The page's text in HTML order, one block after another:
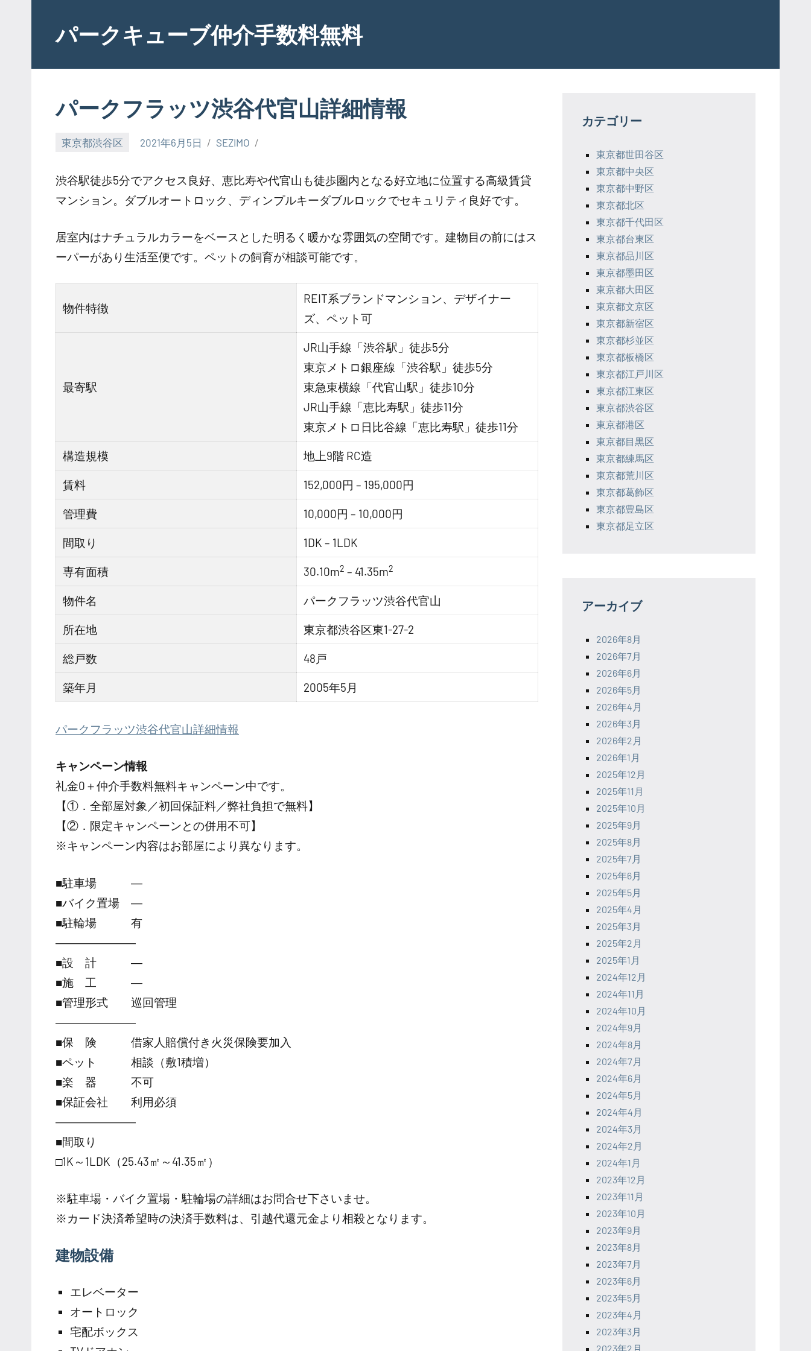
contentパークキューブ仲介手数料無料
パークフラッツ渋谷代官山詳細情報
東京都渋谷区 2021年6月5日 SEZIMO
渋谷駅徒歩5分でアクセス良好、恵比寿や代官山も徒歩圏内となる好立地に位置する高級賃貸
マンション。ダブルオートロック、ディンプルキーダブルロックでセキュリティ良好です。
居室内はナチュラルカラーをベースとした明るく暖かな雰囲気の空間です。建物目の前にはス
ーパーがあり生活至便です。ペットの飼育が相談可能です。
物件特徴
REIT系ブランドマンション、デザイナー
ズ、ペット可
最寄駅
JR山手線「渋谷駅」徒歩5分
東京メトロ銀座線「渋谷駅」徒歩5分
東急東横線「代官山駅」徒歩10分
JR山手線「恵比寿駅」徒歩11分
東京メトロ日比谷線「恵比寿駅」徒歩11分
構造規模 地上9階 RC造
賃料 152,000円 – 195,000円
管理費 10,000円 – 10,000円
間取り 1DK – 1LDK
専有面積 30.10m2 – 41.35m2
物件名 パークフラッツ渋谷代官山
所在地 東京都渋谷区東1-27-2
総戸数 48戸
築年月 2005年5月
パークフラッツ渋谷代官山詳細情報
キャンペーン情報
礼金0 ＋仲介手数料無料キャンペーン中です。
【①．全部屋対象／初回保証料／弊社負担で無料】
【②．限定キャンペーンとの併用不可】
※キャンペーン内容はお部屋により異なります。
■駐車場 ―
■バイク置場 ―
■駐輪場 有
―――――――
■設 計 ―
■施 工 ―
■管理形式 巡回管理
―――――――
■保 険 借家人賠償付き火災保険要加入
■ペット 相談（敷1積増）
■楽 器 不可
■保証会社 利用必須
―――――――
■間取り
□1K～1LDK（25.43㎡～41.35㎡）
※駐車場・バイク置場・駐輪場の詳細はお問合せ下さいませ。
※カード決済希望時の決済手数料は、引越代還元金より相殺となります。
建物設備
エレベーター
オートロック
宅配ボックス
カテゴリー
東京都世田谷区
東京都中央区
東京都中野区
東京都北区
東京都千代田区
東京都台東区
東京都品川区
東京都墨田区
東京都大田区
東京都文京区
東京都新宿区
東京都杉並区
東京都板橋区
東京都江戸川区
東京都江東区
東京都渋谷区
東京都港区
東京都目黒区
東京都練馬区
東京都荒川区
東京都葛飾区
東京都豊島区
東京都足立区
アーカイブ
2026年8月
2026年7月
2026年6月
2026年5月
2026年4月
2026年3月
2026年2月
2026年1月
2025年12月
2025年11月
2025年10月
2025年9月
2025年8月
2025年7月
2025年6月
2025年5月
2025年4月
2025年3月
2025年2月
2025年1月
2024年12月
2024年11月
2024年10月
2024年9月
2024年8月
2024年7月
2024年6月
2024年5月
2024年4月
2024年3月
2024年2月
2024年1月
2023年12月
2023年11月
2023年10月
2023年9月
2023年8月
2023年7月
2023年6月
2023年5月
2023年4月
2023年3月
2023年2月